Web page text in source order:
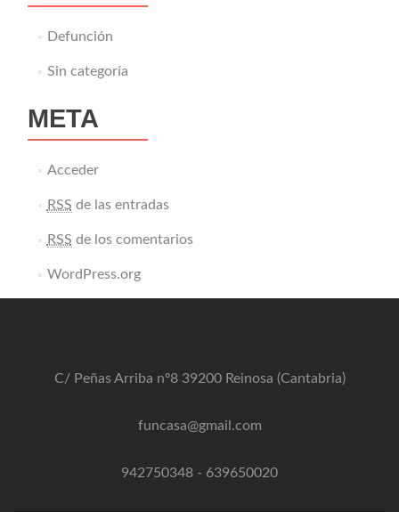
Defunción
Sin categoría
META
Acceder
RSS de las entradas
RSS de los comentarios
WordPress.org
C/ Peñas Arriba nº8 39200 Reinosa (Cantabria)
funcasa@gmail.com
942750348 - 639650020